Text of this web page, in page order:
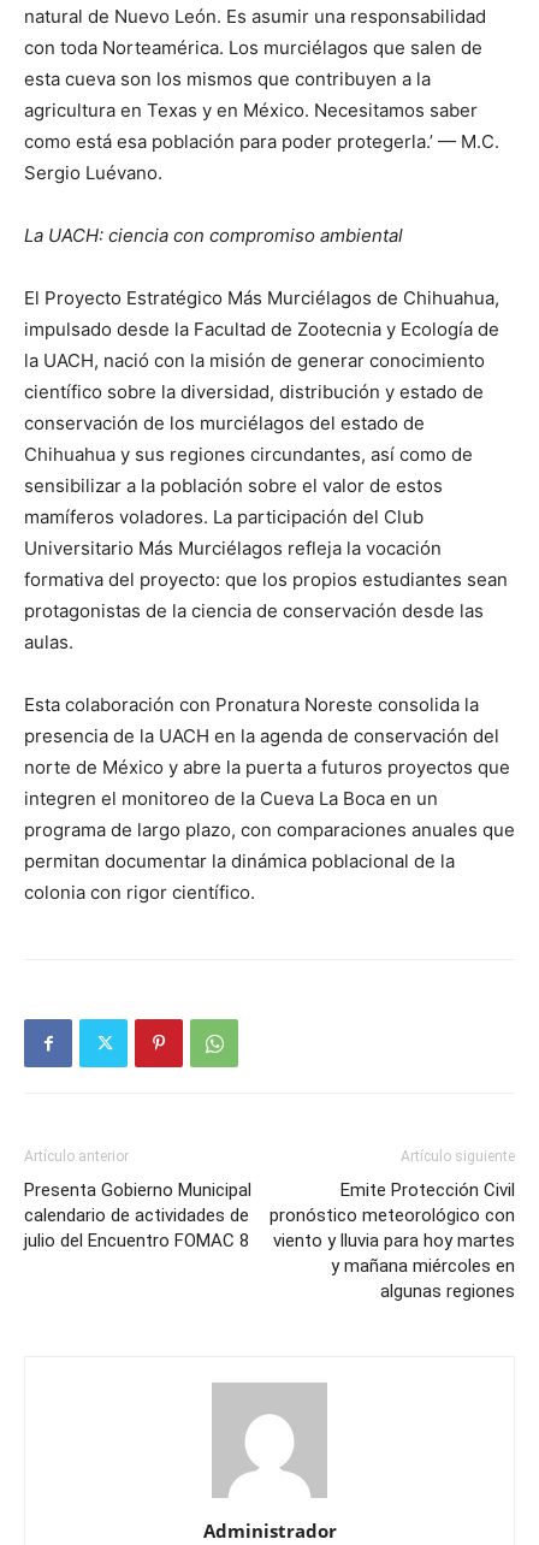
natural de Nuevo León. Es asumir una responsabilidad
con toda Norteamérica. Los murciélagos que salen de
esta cueva son los mismos que contribuyen a la
agricultura en Texas y en México. Necesitamos saber
como está esa población para poder protegerla.’ — M.C.
Sergio Luévano.
La UACH: ciencia con compromiso ambiental
El Proyecto Estratégico Más Murciélagos de Chihuahua,
impulsado desde la Facultad de Zootecnia y Ecología de
la UACH, nació con la misión de generar conocimiento
científico sobre la diversidad, distribución y estado de
conservación de los murciélagos del estado de
Chihuahua y sus regiones circundantes, así como de
sensibilizar a la población sobre el valor de estos
mamíferos voladores. La participación del Club
Universitario Más Murciélagos refleja la vocación
formativa del proyecto: que los propios estudiantes sean
protagonistas de la ciencia de conservación desde las
aulas.
Esta colaboración con Pronatura Noreste consolida la
presencia de la UACH en la agenda de conservación del
norte de México y abre la puerta a futuros proyectos que
integren el monitoreo de la Cueva La Boca en un
programa de largo plazo, con comparaciones anuales que
permitan documentar la dinámica poblacional de la
colonia con rigor científico.
Artículo anterior
Presenta Gobierno Municipal
calendario de actividades de
julio del Encuentro FOMAC 8
Artículo siguiente
Emite Protección Civil
pronóstico meteorológico con
viento y lluvia para hoy martes
y mañana miércoles en
algunas regiones
Administrador